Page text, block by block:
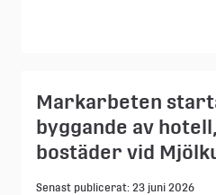
Markarbeten
byggande av
bostäder vid
Senast publicerat: 23 juni 2026